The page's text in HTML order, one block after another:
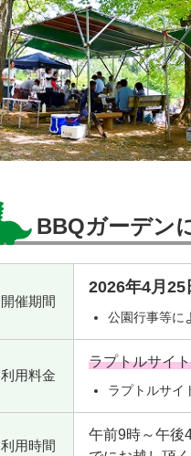
BBQガーデン
開催期間
2026年4月25
公園行事等に
利用料金
ラプトルサイ
ラプトルサイ
利用時間
午前9時～午後